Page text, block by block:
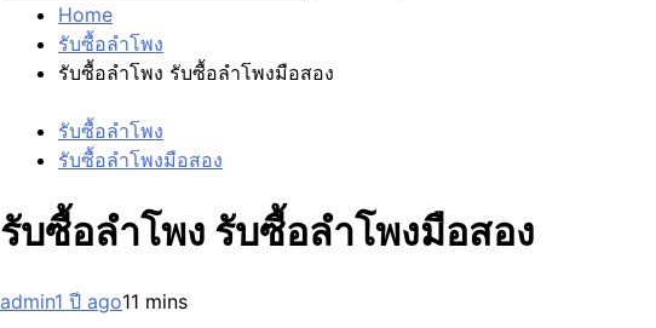
Home
รับซื้อลำโพง
รับซื้อลำโพง รับซื้อลำโพงมือสอง
รับซื้อลำโพง
รับซื้อลำโพงมือสอง
รับซื้อลำโพง รับซื้อลำโพงมือสอง
admin1 ปี ago11 mins